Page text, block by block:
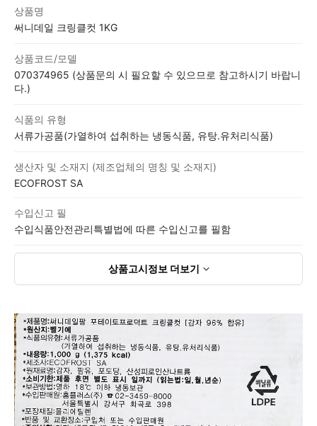
상품명
써니데일 크링클컷 1KG
상품코드/모델
070374965 (상품문의 시 필요할 수 있으므로 참고하시기 바랍니
다.)
식품의 유형
서류가공품(가열하여 섭취하는 냉동식품, 유탕.유처리식품)
생산자 및 소재지 (제조업체의 명칭 및 소재지)
ECOFROST SA
수입신고 필
수입식품안전관리특별법에 따른 수입신고를 필함
상품고시정보 더보기